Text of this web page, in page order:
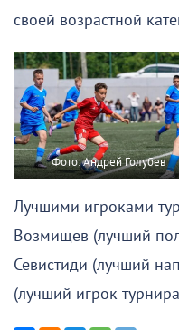
своей возрастной
Фото: Андрей Голубев
Лучшими игроками
Возмищев (лучший
Севистиди (лучший
(лучший игрок